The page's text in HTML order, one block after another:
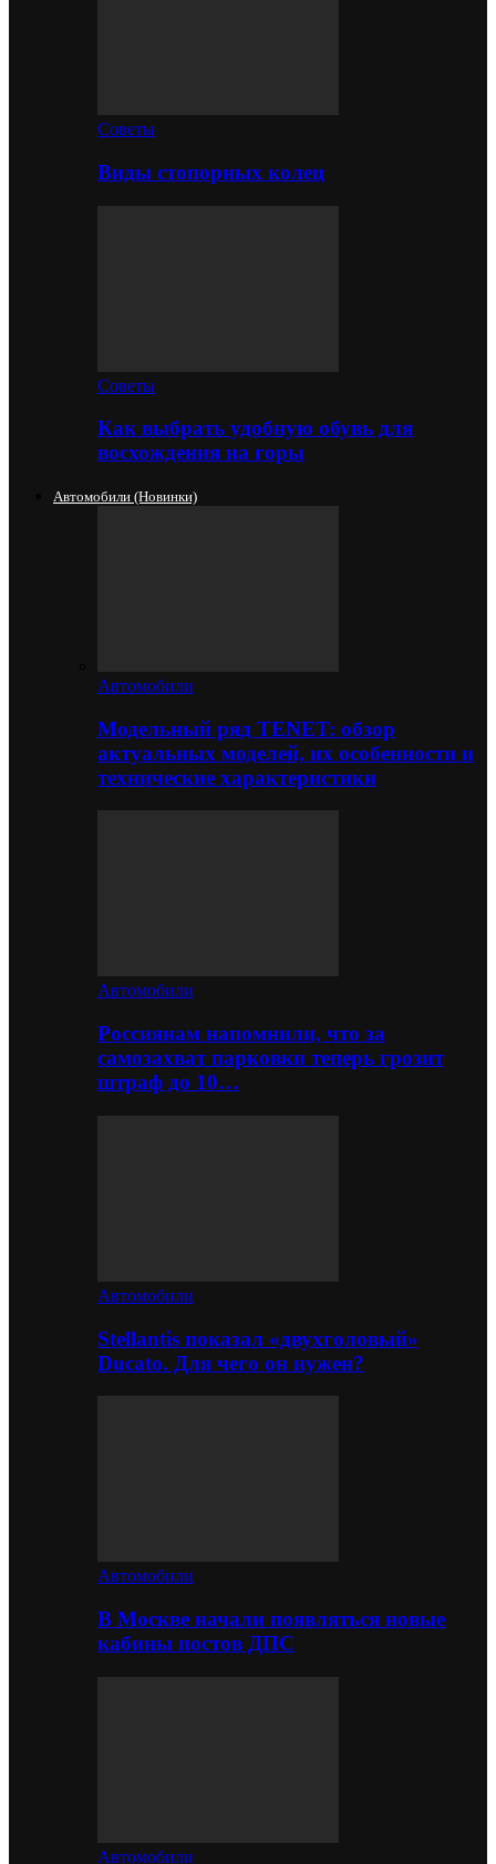
Советы
Виды стопорных колец
Советы
Как выбрать удобную обувь для
восхождения на горы
Автомобили (новинки)
Автомобили
Модельный ряд TENET: обзор
актуальных моделей, их особенности и
технические характеристики
Автомобили
Россиянам напомнили, что за
самозахват парковки теперь грозит
штраф до 10…
Автомобили
Stellantis показал «двухголовый»
Ducato. Для чего он нужен?
Автомобили
В Москве начали появляться новые
кабины постов ДПС
Автомобили